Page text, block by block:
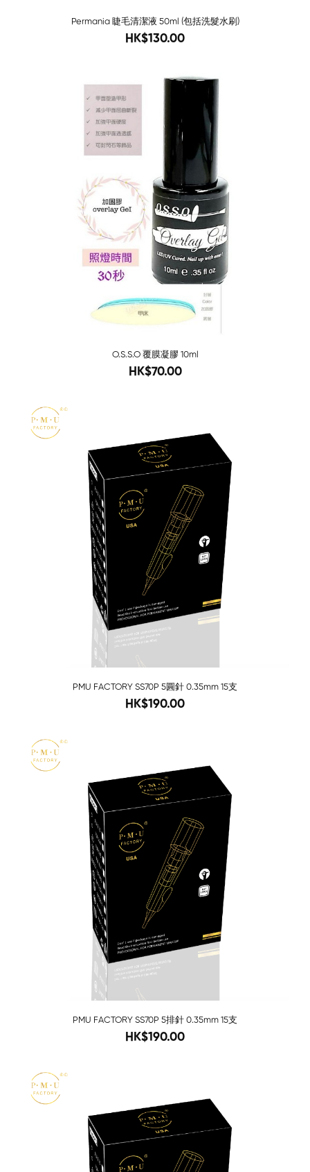
Permania 睫毛清潔液 50ml (包括洗髮水刷)
160
HK$130.00
O.S.S.O 覆膜凝膠 10ml
98
HK$70.00
PMU FACTORY SS70P 5圓針 0.35mm 15支
280
HK$190.00
PMU FACTORY SS70P 5排針 0.35mm 15支
280
HK$190.00